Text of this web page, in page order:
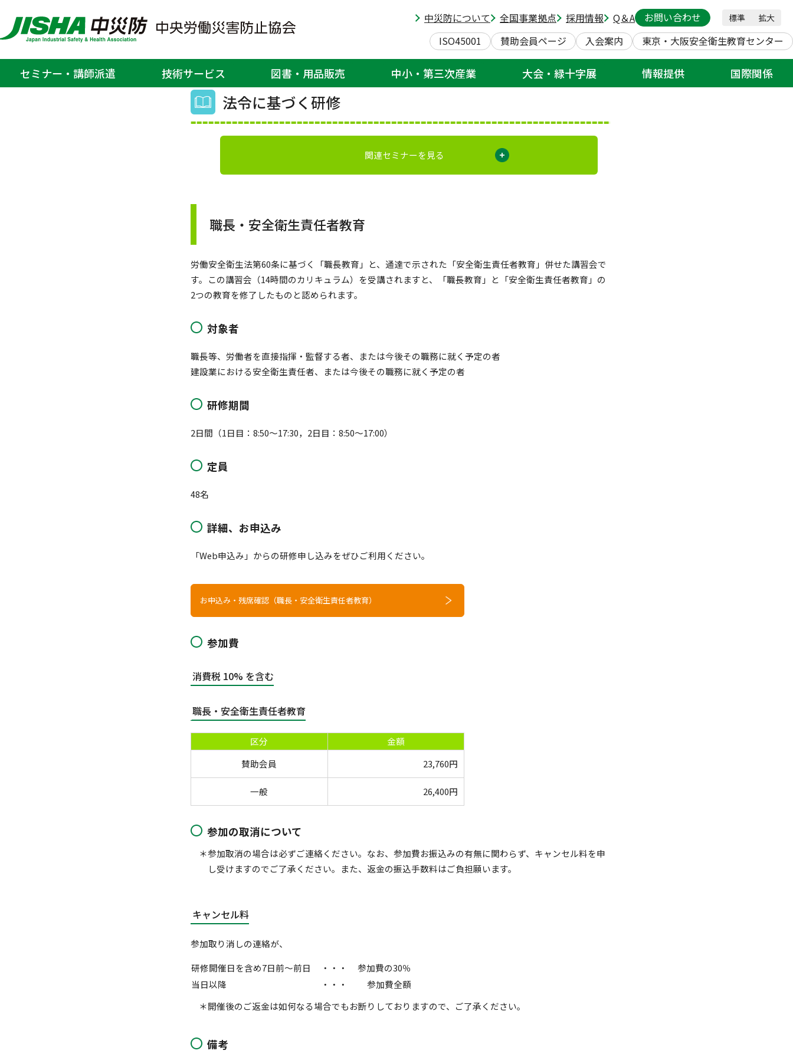
中災防について 全国事業拠点 採用情報 Q＆A お問い合わせ 標準 拡大
ISO45001 賛助会員ページ 入会案内 東京・大阪安全衛生教育センター
セミナー・講師派遣 技術サービス 図書・用品販売 中小・第三次産業 大会・緑十字展 情報提供 国際関係
北海道安全衛生サービスセンター
法令に基づく研修
関連セミナーを見る
職長・安全衛生責任者教育
労働安全衛生法第60条に基づく「職長教育」と、通達で示された「安全衛生責任者教育」併せた講習会で
す。この講習会（14時間のカリキュラム）を受講されますと、「職長教育」と「安全衛生責任者教育」の
2つの教育を修了したものと認められます。
対象者
職長等、労働者を直接指揮・監督する者、または今後その職務に就く予定の者
建設業における安全衛生責任者、または今後その職務に就く予定の者
研修期間
2日間（1日目：8:50～17:30，2日目：8:50～17:00）
定員
48名
詳細、お申込み
「Web申込み」からの研修申し込みをぜひご利用ください。
お申込み・残席確認（職長・安全衛生責任者教育）
参加費
消費税 10% を含む
職長・安全衛生責任者教育
区分
金額
賛助会員
23,760円
一般 26,400円
参加の取消について
＊参加取消の場合は必ずご連絡ください。なお、参加費お振込みの有無に関わらず、キャンセル料を申
し受けますのでご了承ください。また、返金の振込手数料はご負担願います。
キャンセル料
参加取り消しの連絡が、
研修開催日を含め7日前～前日
・・・
参加費の30％
当日以降
・・・
参加費全額
＊開催後のご返金は如何なる場合でもお断りしておりますので、ご了承ください。
備考